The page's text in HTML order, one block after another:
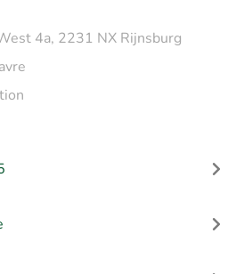
4a, 2231 NX Rijnsburg